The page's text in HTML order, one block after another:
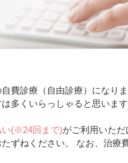
費診療（自由診療）になりま
多くいらっしゃると思います
い(※24回まで)がご利用いた
ずねください。 なお、治療